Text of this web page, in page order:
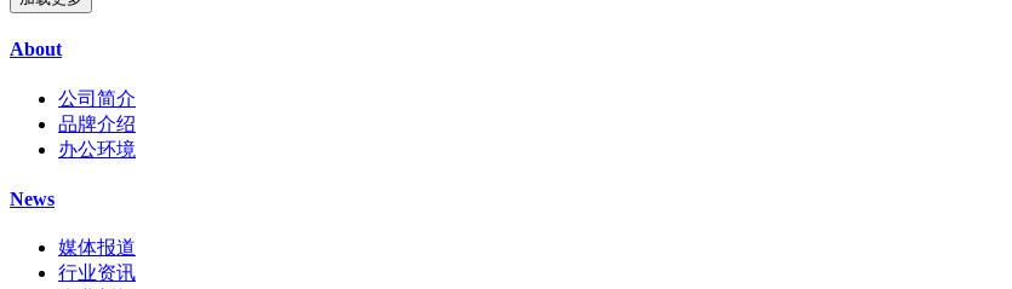
About
公司简介
品牌介绍
办公环境
News
媒体报道
行业资讯